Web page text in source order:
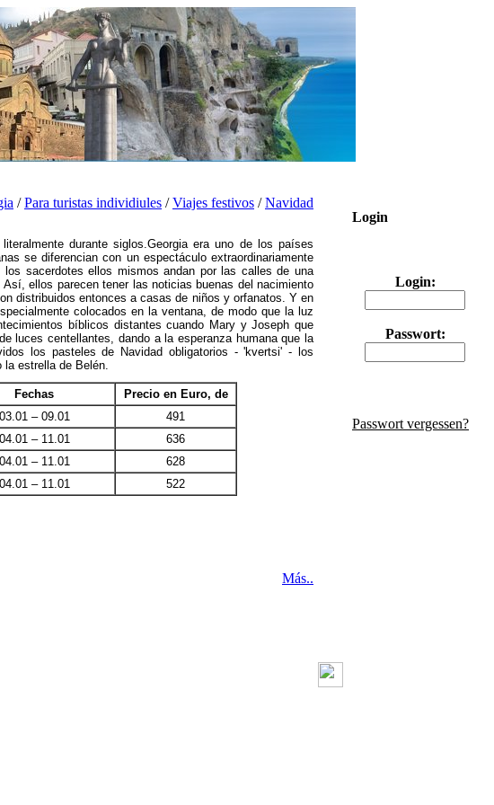
/Para turistas individiules /Viajes festivos /Navidad
durante siglos.Georgia era uno de los países
se diferencian con un espectáculo extraordinariamente
los sacerdotes ellos mismos andan por las calles de una
Así, ellos parecen tener las noticias buenas del nacimiento
distribuidos entonces a casas de niños y orfanatos. Y en
colocados en la ventana, de modo que la luz
bíblicos distantes cuando Mary y Joseph que
luces centellantes, dando a la esperanza humana que la
los pasteles de Navidad obligatorios - 'kvertsi' - los
la estrella de Belén.
Fechas
Precio en Euro, de
03.01 – 09.01
491
04.01 – 11.01
636
04.01 – 11.01
628
04.01 – 11.01 522
Más..
Login
Login:
Passwort:
Passwort vergessen?